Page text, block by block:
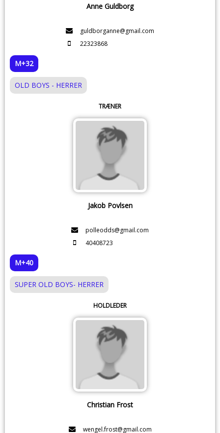
Anne Guldborg
guldborganne@gmail.com
22323868
M+32
OLD BOYS - HERRER
TRÆNER
Jakob Povlsen
polleodds@gmail.com
40408723
M+40
SUPER OLD BOYS- HERRER
HOLDLEDER
Christian Frost
wengel.frost@gmail.com